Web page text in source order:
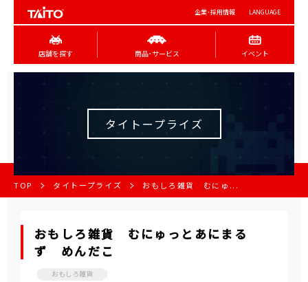
企業･採用情報 LANGUAGE
店舗を探す 商品･サービス イベント
タイトープライズ
TOP タイトープライズ おもしろ雑貨 むにゅ...
おもしろ雑貨 むにゅっとあにまる
ず めんだこ
おもしろ雑貨